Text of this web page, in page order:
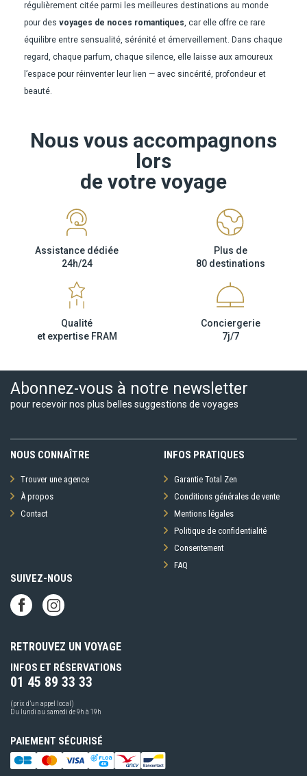
régulièrement citée parmi les meilleures destinations au monde
pour des voyages de noces romantiques, car elle offre ce rare
équilibre entre sensualité, sérénité et émerveillement. Dans chaque
regard, chaque parfum, chaque silence, elle laisse aux amoureux
l’espace pour réinventer leur lien — avec sincérité, profondeur et
beauté.
Nous vous accompagnons
lors
de votre voyage
Assistance dédiée
24h/24
Plus de
80 destinations
Qualité
et expertise FRAM
Conciergerie
7j/7
Abonnez-vous à notre newsletter
pour recevoir nos plus belles suggestions de voyages
NOUS CONNAÎTRE
Trouver une agence
À propos
Contact
INFOS PRATIQUES
Garantie Total Zen
Conditions générales de vente
Mentions légales
Politique de confidentialité
Consentement
FAQ
SUIVEZ-NOUS
RETROUVEZ UN VOYAGE
INFOS ET RÉSERVATIONS
01 45 89 33 33
(prix d’un appel local)
Du lundi au samedi de 9h à 19h
PAIEMENT SÉCURISÉ